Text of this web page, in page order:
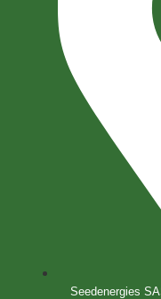
Seedenergies